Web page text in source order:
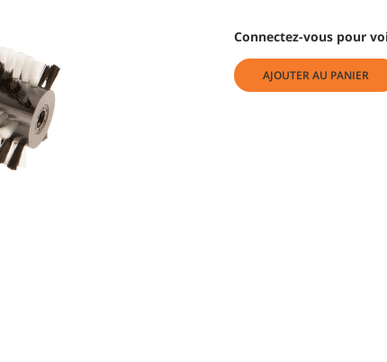
Connectez-vous pour
AJOUTER AU PANIER